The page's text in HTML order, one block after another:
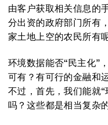
由客户获取相关信息的
分出资的政府部门所有
家土地上空的农民所有
环境数据能否“民主化”
可有？有可行的金融和
不过，首先，我们能就
吗？这些都是相当复杂